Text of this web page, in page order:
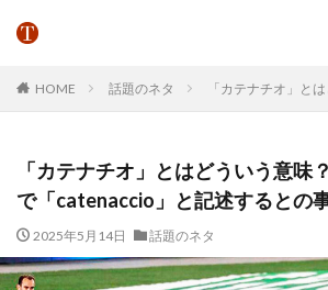
HOME 話題のネタ 「カテナチオ」と
「カテナチオ」とはどういう意味
で「catenaccio」と記述するとの事
2025年5月14日 話題のネタ